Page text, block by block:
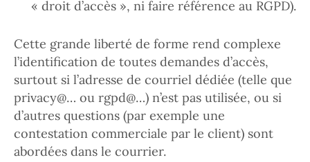
« droit d’accès », ni faire référence au RGPD).
Cette grande liberté de forme rend complexe
l’identification de toutes demandes d’accès,
surtout si l’adresse de courriel dédiée (telle que
privacy@… ou rgpd@…) n’est pas utilisée, ou si
d’autres questions (par exemple une
contestation commerciale par le client) sont
abordées dans le courrier.